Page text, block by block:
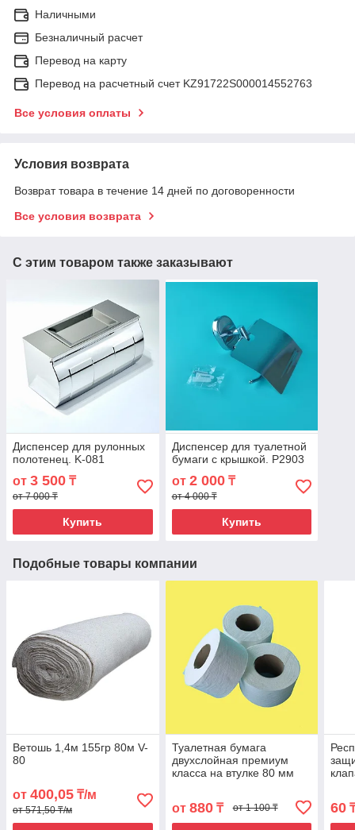
Наличными
Безналичный расчет
Перевод на карту
Перевод на расчетный счет KZ91722S000014552763
Все условия оплаты
Условия возврата
Возврат товара в течение 14 дней по договоренности
Все условия возврата
С этим товаром также заказывают
Диспенсер для рулонных
полотенец. K-081
от 3 500 ₸
от 7 000 ₸
Купить
Диспенсер для туалетной
бумаги с крышкой. P2903
от 2 000₸
от 4 000 ₸
Купить
Подобные товары компании
Ветошь 1,4м 155гр 80м V-
80
от 400,05 ₸/м
от 571,50 ₸/м
Туалетная бумага
двухслойная премиум
класса на втулке 80 мм
от 880₸ от 1 100 ₸ 60